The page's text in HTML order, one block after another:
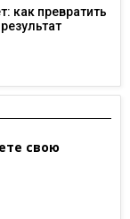
как превратить
свою